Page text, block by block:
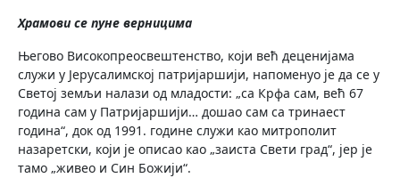
Храмови се пуне верницима
Његово Високопреосвештенство, који већ деценијама
служи у Јерусалимској патријаршији, напоменуо је да се у
Светој земљи налази од младости: „са Крфа сам, већ 67
година сам у Патријаршији… дошао сам са тринаест
година“, док од 1991. године служи као митрополит
назаретски, који је описао као „заиста Свети град“, јер је
тамо „живео и Син Божији“.